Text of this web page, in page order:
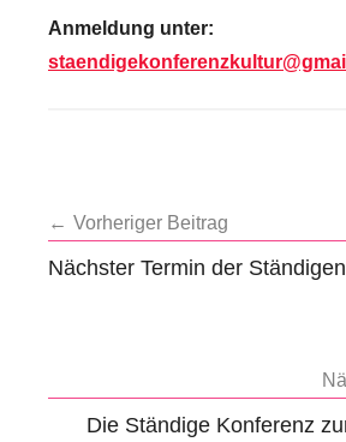
Anmeldung unter:
ä
n
e
Beitragsnavigation
Vorheriger Beitrag
Nächster Termin der
Die Ständige Konferenz